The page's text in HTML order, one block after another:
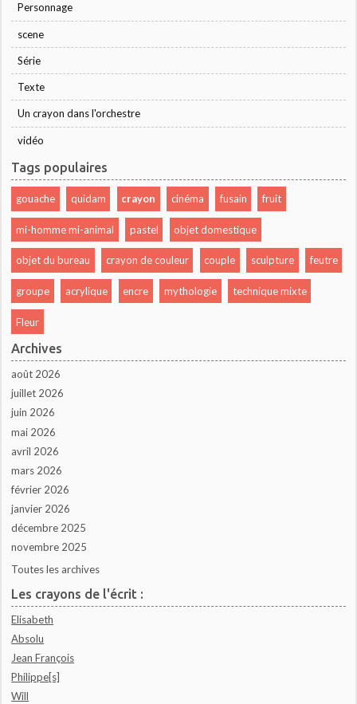
Personnage
scene
Série
Texte
Un crayon dans l'orchestre
vidéo
Tags populaires
gouache quidam crayon cinéma fusain fruit
mi-homme mi-animal pastel objet domestique
objet du bureau crayon de couleur couple sculpture feutre
groupe acrylique encre mythologie technique mixte
Fleur
Archives
août 2026
juillet 2026
juin 2026
mai 2026
avril 2026
mars 2026
février 2026
janvier 2026
décembre 2025
novembre 2025
Toutes les archives
Les crayons de l'écrit :
Elisabeth
Absolu
Jean François
Philippe[s]
Will